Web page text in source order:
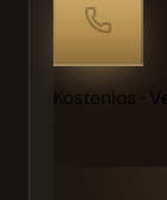
Kostenlos ·